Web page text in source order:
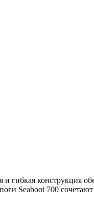
гибкая конструкция
Seaboot 700